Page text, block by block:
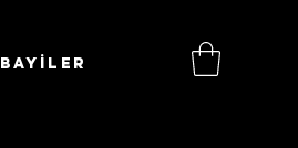
BAYİLER